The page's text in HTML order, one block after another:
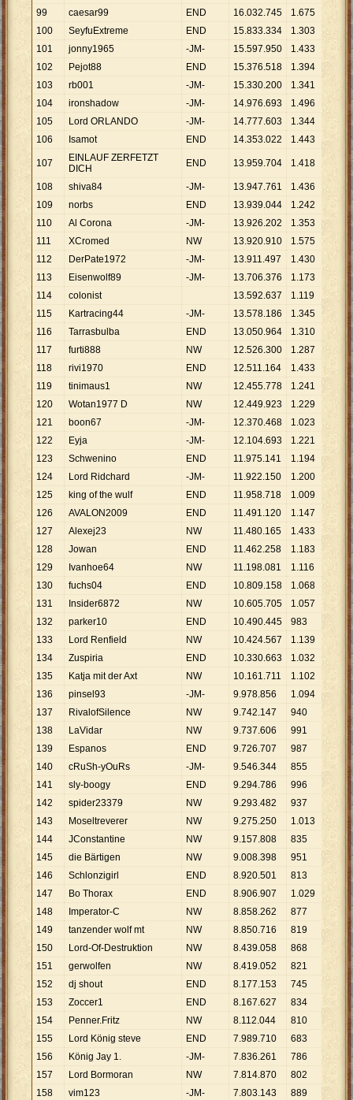
99
caesar99 END 16.032.745 1.675 . 572
100
SeyfuExtreme END 15.833.334 1.303
101
jonny1965 -JM- 15.597.950 1.433
102
Pejot88 END 15.376.518 1.394
103
rb001 -JM- 15.330.200 1.341 11
104
ironshadow -JM- 14.976.693 1.496
105
Lord ORLANDO -JM- 14.777.603 1.344 10
106
Isamot END 14.353.022 1.443 947
107
EINLAUF ZERFETZT
DICH
END 13.959.704 1.418 . 845
108 shiva84 -JM- 13.947.761 1.436
713
109
norbs END 13.939.044 1.242
110
Al Corona -JM- 13.926.202 1.353
111
XCromed NW 13.920.910 1.575
839
112
DerPate1972 -JM- 13.911.497 1.430
728
113
Eisenwolf89 -JM- 13.706.376 1.173
114
colonist 13.592.637 1.119
115
Kartracing44 -JM- 13.578.186 1.345 10
116
Tarrasbulba END 13.050.964 1.310
963
117
furti888 NW 12.526.300 1.287 9. 733
118
rivi1970 END 12.511.164 1.433 .
731
119
tinimaus1 NW 12.455.778 1.241
120
Wotan1977 D NW 12.449.923 1.229 10
121
boon67 -JM- 12.370.468 1.023
122
Eyja -JM- 12.104.693 1.221 . 914
123
Schwenino END 11.975.141 1.194 10
124
Lord Ridchard -JM- 11.922.150 1.200
935
125
king of the wulf END 11.958.718 1.009
126
AVALON2009 END 11.491.120 1.147
127
Alexej23 NW 11.480.165 1.433
011
128
Jowan END 11.462.258 1.183 9
129
Ivanhoe64 NW 11.198.081 1.116
130
fuchs04 END 10.809.158 1.068 10
131
Insider6872 NW 10.605.705 1.057 10
132
parker10 END 10.490.445 983
133
Lord Renfield NW 10.424.567 1.139 .152
134
Zuspiria END 10.330.663 1.032
135
Katja mit der Axt NW 10.161.711 1.102 . 221
136
pinsel93 -JM- 9.978.856 1.094 9
121
137
RivalofSilence NW 9.742.147 940 10
138
LaVidar NW 9.737.606 991
826
139
Espanos END 9.726.707 987 .
140
cRuSh-yOuRs -JM- 9.546.344 855 11
141
sly-boogy END 9.294.786 996 9
332
142
spider23379 NW 9.293.482 937
918
143
Moseltreverer NW 9.275.250 1.013 9. 156
144
JConstantine NW 9.157.808 835 10
145
die Bärtigen NW 9.008.398 951
473
146
Schlonzigirl END 8.920.501 813 10
147
Bo Thorax END 8.906.907 1.029
656
148
Imperator-C NW 8.858.262 877 10
149
tanzender wolf mt NW 8.850.716 819 10
150
Lord-Of-Destruktion NW 8.439.058 868 9
722
151
gerwolfen NW 8.419.052 821
152
dj shout END 8.177.153 745 10
153
Zoccer1 END 8.167.627 834 .
154
Penner.Fritz NW 8.112.044 810
155
Lord König steve END 7.989.710 683
156
König Jay 1. -JM- 7.836.261 786
970
157
Lord Bormoran NW 7.814.870 802 9
744
158
vim123 -JM- 7.803.143 889